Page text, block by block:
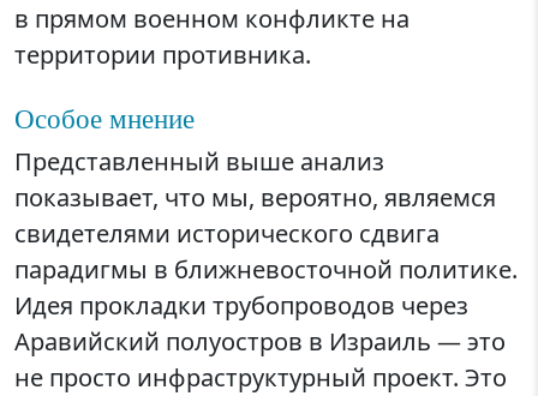
в прямом военном конфликте на
территории противника.
Особое мнение
Представленный выше анализ
показывает, что мы, вероятно, являемся
свидетелями исторического сдвига
парадигмы в ближневосточной политике.
Идея прокладки трубопроводов через
Аравийский полуостров в Израиль — это
не просто инфраструктурный проект. Это